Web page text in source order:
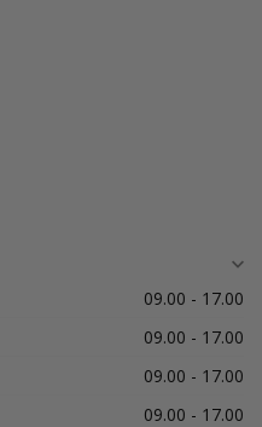
09.00 - 17.00
09.00 - 17.00
09.00 - 17.00
09.00 - 17.00